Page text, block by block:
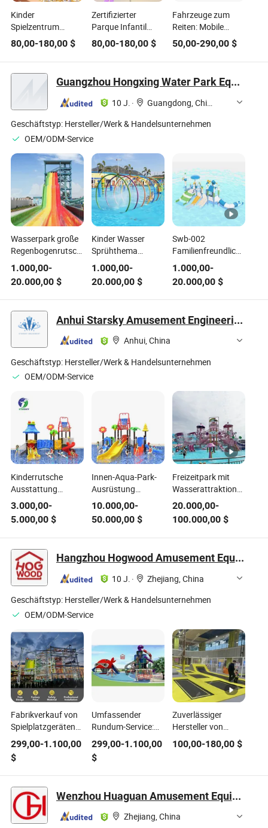
Kinder
Spielzentrum
Weiche
Schaumstoffspielgeräte
Kinder Freizeitpark
Indoor Spielplatz
Ausstattung für
Einkaufszentrum
80,00-180,00 $
Zertifizierter
Parque Infantil
Fokussierte Kinder
Indoor-Spielplatz
Freizeitpark-
LED-Rutschen
maßgeschneiderte
Ausstattung
80,00-180,00$
Fahrzeuge zum
Reiten: Mobile
Spielgeräte für
Innen-Spielplätze
und
50,00-290,00$
Guangzhou Hongxing Water Park Equipment Co., Ltd.
10 J. ·
Guangdong, China
Geschäftstyp: Hersteller/Werk & Handelsunternehmen
OEM/ODM-Service
Wasserpark große
Regenbogenrutsche
Freizeitgeräte
Fiberglas OEM
Wasserparkgeräte
1.000,00-
20.000,00 $
Kinder Wasser
Sprühthema
Interaktive Wasser
Spielplatz Funktion
Spritzpad Lustige
Wasserpark
1.000,00-
20.000,00$
Swb-002
Familienfreundlicher
bunter Outdoor-
Spielplatz
Unterhaltung Aqua
Freizeit Fiberglas
Ausrüstung
1.000,00-
20.000,00$
Anhui Starsky Amusement Engineering Technology Co., Ltd
Anhui, China
Geschäftstyp: Hersteller/Werk & Handelsunternehmen
OEM/ODM-Service
Kinderrutsche
Ausstattung
Außenbereich
Freizeitpark Große
Freizeitgeräte
3.000,00-
5.000,00 $
Innen-Aqua-Park-
Ausrüstung
langlebige Metall-
Kunststoff-
Wasserrutsche
10.000,00-
50.000,00$
Freizeitpark mit
Wasserattraktionen
für Kinder
20.000,00-
100.000,00$
Hangzhou Hogwood Amusement Equipment Co., Ltd.
10 J. ·
Zhejiang, China
Geschäftstyp: Hersteller/Werk & Handelsunternehmen
OEM/ODM-Service
Fabrikverkauf von
Spielplatzgeräten
für Freizeitanlagen
- Kostenlose 3D
Planung &
Anpassung
299,00-1.100,00
$
Umfassender
Rundum-Service:
Alles für die
Gestaltung und
Realisierung von
Freizeitpark-Außen-
299,00-1.100,00
$
Zuverlässiger
Hersteller von
Freizeitpark-
Trampolin-
China: Individuelle
Sprunganlagen
100,00-180,00$
Wenzhou Huaguan Amusement Equipment Co., Ltd.
Zhejiang, China